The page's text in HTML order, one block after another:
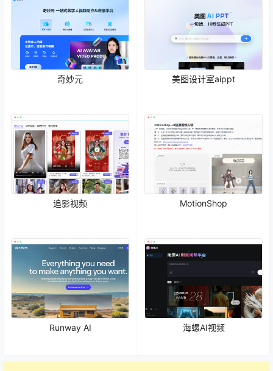
奇妙元 美图设计室aippt
追影视频 MotionShop
Runway AI 海螺AI视频